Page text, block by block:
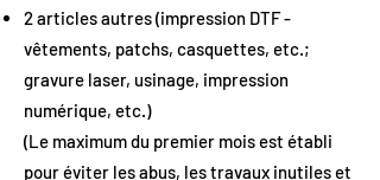
2 articles autres (impression DTF -
vêtements, patchs, casquettes, etc.;
gravure laser, usinage, impression
numérique, etc.)
(Le maximum du premier mois est établi
pour éviter les abus, les travaux inutiles et